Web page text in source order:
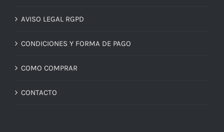
AVISO LEGAL RGPD
CONDICIONES Y FORMA DE PAGO
COMO COMPRAR
CONTACTO